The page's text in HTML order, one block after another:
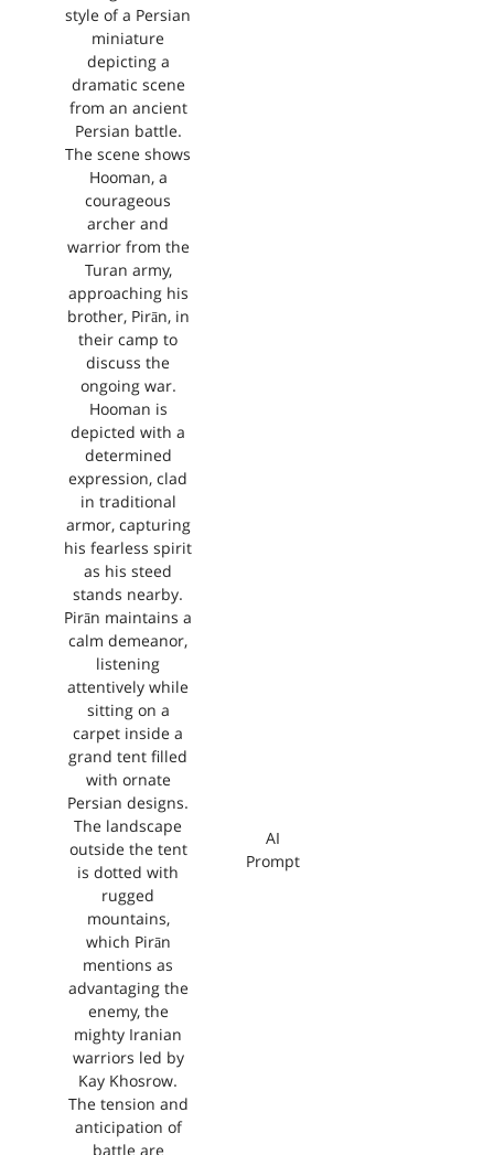
AI
Prompt
style of a Persian
miniature
depicting a
dramatic scene
from an ancient
Persian battle.
The scene shows
Hooman, a
courageous
archer and
warrior from the
Turan army,
approaching his
brother, Pirān, in
their camp to
discuss the
ongoing war.
Hooman is
depicted with a
determined
expression, clad
in traditional
armor, capturing
his fearless spirit
as his steed
stands nearby.
Pirān maintains a
calm demeanor,
listening
attentively while
sitting on a
carpet inside a
grand tent filled
with ornate
Persian designs.
The landscape
outside the tent
is dotted with
rugged
mountains,
which Pirān
mentions as
advantaging the
enemy, the
mighty Iranian
warriors led by
Kay Khosrow.
The tension and
anticipation of